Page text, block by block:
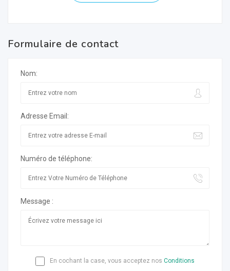
Formulaire de contact
Nom:
Adresse Email:
Numéro de téléphone:
Message :
En cochant la case, vous acceptez nos Conditions